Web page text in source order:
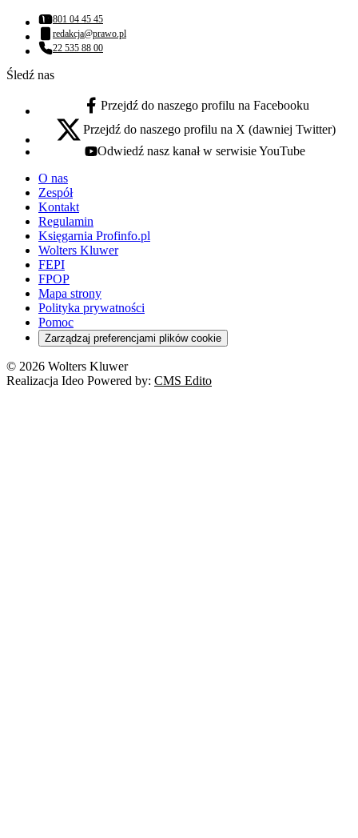
Numer telefonu:
801 04 45 45
Adres email:
redakcja@prawo.pl
Numer telefonu:
22 535 88 00
Śledź nas
facebook - otwiera się w nowej karcie
Przejdź do naszego profilu na Facebooku
x - otwiera się w nowej karcie
Przejdź do naszego profilu na X (dawniej Twitter)
youtube - otwiera się w nowej karcie
Odwiedź nasz kanał w serwisie YouTube
O nas
Zespół
Kontakt
Regulamin
Księgarnia Profinfo.pl
Wolters Kluwer
FEPI
FPOP
Mapa strony
Polityka prywatności
Pomoc
Zarządzaj preferencjami plików cookie
© 2026 Wolters Kluwer
Realizacja Ideo Powered by: CMS Edito